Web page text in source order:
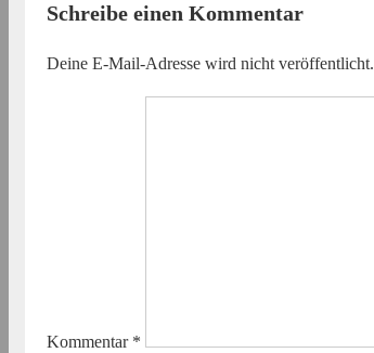
Schreibe einen Kommentar
Deine E-Mail-Adresse wird nicht veröffentlicht.
Kommentar *